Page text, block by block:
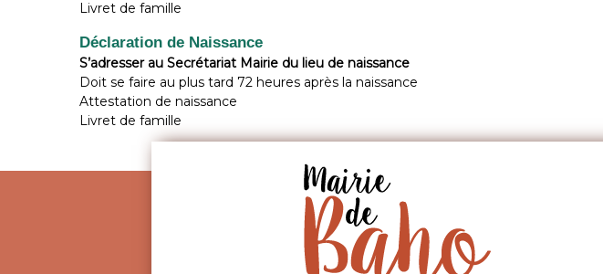
Livret de famille
Déclaration de Naissance
S’adresser au Secrétariat Mairie du lieu de naissance
Doit se faire au plus tard 72 heures après la naissance
Attestation de naissance
Livret de famille